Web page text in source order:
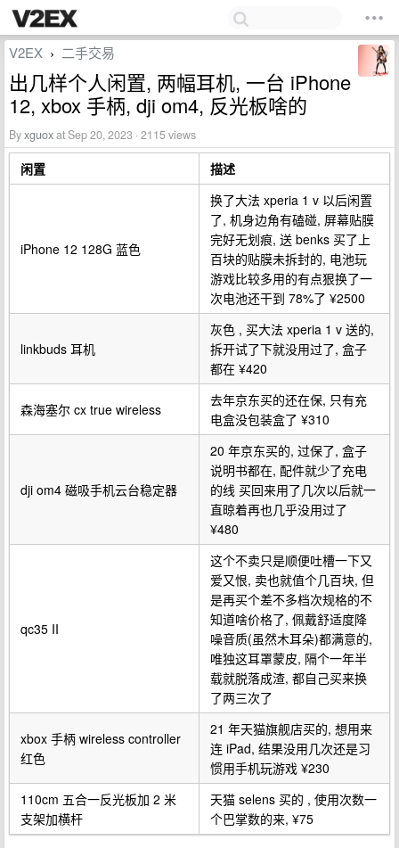
V2EX › 二手交易
出几样个人闲置, 两幅耳机, 一台 iPhone
12, xbox 手柄, dji om4, 反光板啥的
Byxguoxat Sep 20, 2023 · 2115 views
闲置 描述
iPhone 12 128G 蓝色
换了大法 xperia 1 v 以后闲置
了, 机身边角有磕碰, 屏幕贴膜
完好无划痕, 送 benks 买了上
百块的贴膜未拆封的, 电池玩
游戏比较多用的有点狠换了一
次电池还干到 78%了 ¥2500
linkbuds 耳机
灰色 , 买大法 xperia 1 v 送的,
拆开试了下就没用过了, 盒子
都在 ¥420
森海塞尔 cx true wireless
去年京东买的还在保, 只有充
电盒没包装盒了 ¥310
dji om4 磁吸手机云台稳定器
20 年京东买的, 过保了, 盒子
说明书都在, 配件就少了充电
的线 买回来用了几次以后就一
直晾着再也几乎没用过了
¥480
qc35 II
这个不卖只是顺便吐槽一下又
爱又恨, 卖也就值个几百块, 但
是再买个差不多档次规格的不
知道啥价格了, 佩戴舒适度降
噪音质(虽然木耳朵)都满意的,
唯独这耳罩蒙皮, 隔个一年半
载就脱落成渣, 都自己买来换
了两三次了
xbox 手柄 wireless controller
红色
21 年天猫旗舰店买的, 想用来
连 iPad, 结果没用几次还是习
惯用手机玩游戏 ¥230
110cm 五合一反光板加 2 米
支架加横杆
天猫 selens 买的 , 使用次数一
个巴掌数的来, ¥75